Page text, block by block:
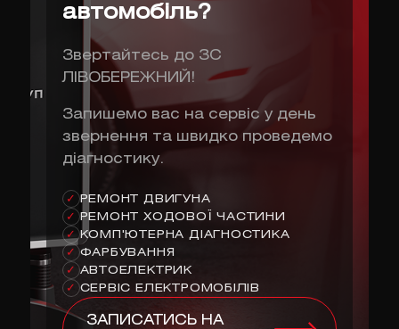
автомобіль?
Звертайтесь до ЗС
ЛІВОБЕРЕЖНИЙ!
Запишемо вас на сервіс у день
звернення та швидко проведемо
діагностику.
✓ РЕМОНТ ДВИГУНА
✓ РЕМОНТ ХОДОВОЇ ЧАСТИНИ
✓ КОМП'ЮТЕРНА ДІАГНОСТИКА
✓ ФАРБУВАННЯ
✓ АВТОЕЛЕКТРИК
✓ СЕРВІС ЕЛЕКТРОМОБІЛІВ
ЗАПИСАТИСЬ НА